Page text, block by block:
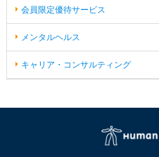
会員限定優待サービス
メンタルヘルス
キャリア・コンサルティング